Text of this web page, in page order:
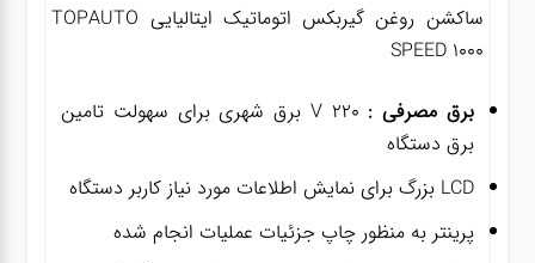
ساکشن روغن گیربکس اتوماتیک ایتالیایی TOPAUTO
SPEED 1000
برق مصرفی :
۲۲۰ V برق شهری برای سهولت تامین
برق دستگاه
LCD بزرگ برای نمایش اطلاعات مورد نیاز کاربر دستگاه
پرینتر به منظور چاپ جزئیات عملیات انجام شده